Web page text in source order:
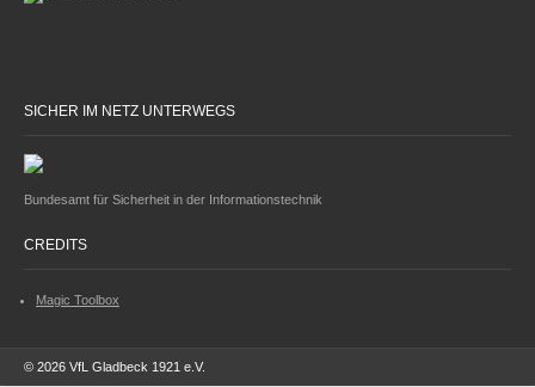
SICHER IM NETZ UNTERWEGS
Bundesamt für Sicherheit in der Informationstechnik
CREDITS
Magic Toolbox
© 2026 VfL Gladbeck 1921 e.V.